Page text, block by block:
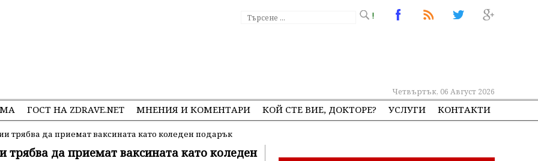
!
Четвъртък, 06 Август 2026
ГОСТ НА ZDRAVE.NET МНЕНИЯ И КОМЕНТАРИ КОЙ СТЕ ВИЕ, ДОКТОРЕ? УСЛУГИ КОНТАКТИ
трябва да приемат ваксината като коледен подарък
да приемат ваксината като коледен